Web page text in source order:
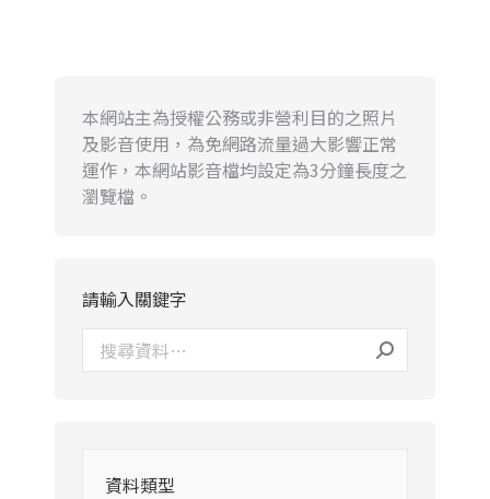
本網站主為授權公務或非營利目的之照片
及影音使用，為免網路流量過大影響正常
運作，本網站影音檔均設定為3分鐘長度之
瀏覽檔。
請輸入關鍵字
資料類型